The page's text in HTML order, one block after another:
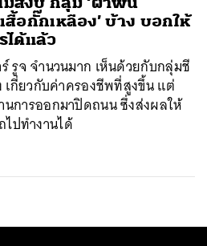
สื้อกั๊กเหลือง’ บ้าง บอกให้
ได้แล้ว
รูจ จำนวนมาก เห็นด้วยกับกลุ่มชี
เกี่ยวกับค่าครองชีพที่สูงขึ้น แต่
การออกมาปิดถนน ซึ่งส่งผลให้
ปทำงานได้